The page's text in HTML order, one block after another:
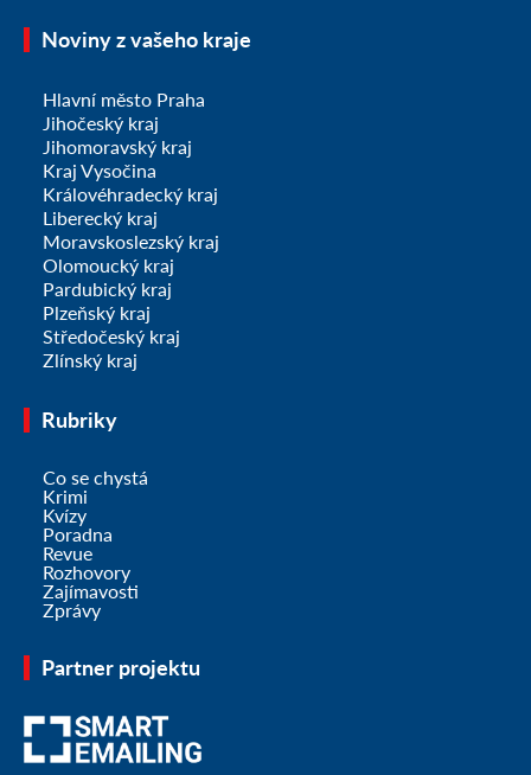
Noviny z vašeho kraje
Hlavní město Praha
Jihočeský kraj
Jihomoravský kraj
Kraj Vysočina
Královéhradecký kraj
Liberecký kraj
Moravskoslezský kraj
Olomoucký kraj
Pardubický kraj
Plzeňský kraj
Středočeský kraj
Zlínský kraj
Rubriky
Co se chystá
Krimi
Kvízy
Poradna
Revue
Rozhovory
Zajímavosti
Zprávy
Partner projektu